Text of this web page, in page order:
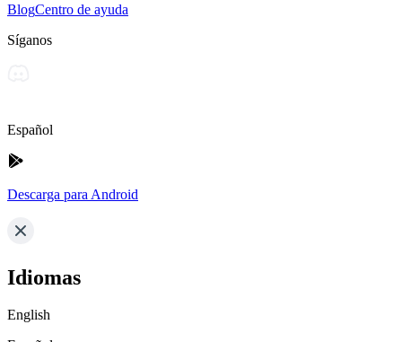
BlogCentro de ayuda
Síganos
Español
Descarga para Android
Idiomas
English